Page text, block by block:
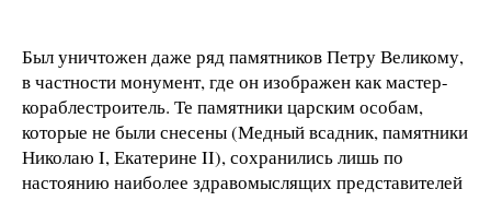
Был уничтожен даже ряд памятников Петру Великому,
в частности монумент, где он изображен как мастер-
кораблестроитель. Те памятники царским особам,
которые не были снесены (Медный всадник, памятники
Николаю I, Екатерине II), сохранились лишь по
настоянию наиболее здравомыслящих представителей